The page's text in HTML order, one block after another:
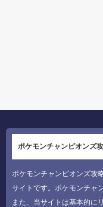
ポケモンチャンピオンズ
ポケモンチャンピオンズ攻
サイトです。ポケモンチャ
また、当サイトは基本的に